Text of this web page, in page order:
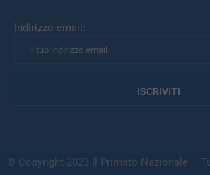
Indirizzo email:
© Copyright 2023 Il Primato Nazionale –